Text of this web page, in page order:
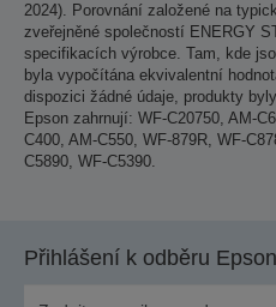
2024). Porovnání založené na
zveřejněné společností ENERGY
specifikacích výrobce. Tam, kde
byla vypočítána ekvivalentní
dispozici žádné údaje, produkty
Epson zahrnují: WF-C20750, AM-
C400, AM-C550, WF-879R, WF-
C5890, WF-C5390.
Přihlášení k odběru